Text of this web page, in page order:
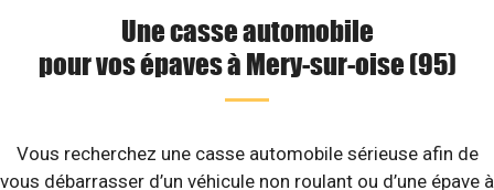
Une casse automobile
pour vos épaves à Mery-sur-oise (95)
Vous recherchez une casse automobile sérieuse afin de
vous débarrasser d’un véhicule non roulant ou d’une épave à